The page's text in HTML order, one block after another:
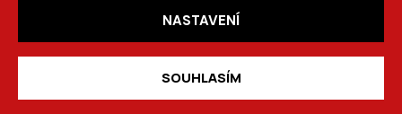
NASTAVENÍ
SOUHLASÍM
BRŠLÍK, s.r.o.. Všechna práva vyhrazena.
desktop_windows